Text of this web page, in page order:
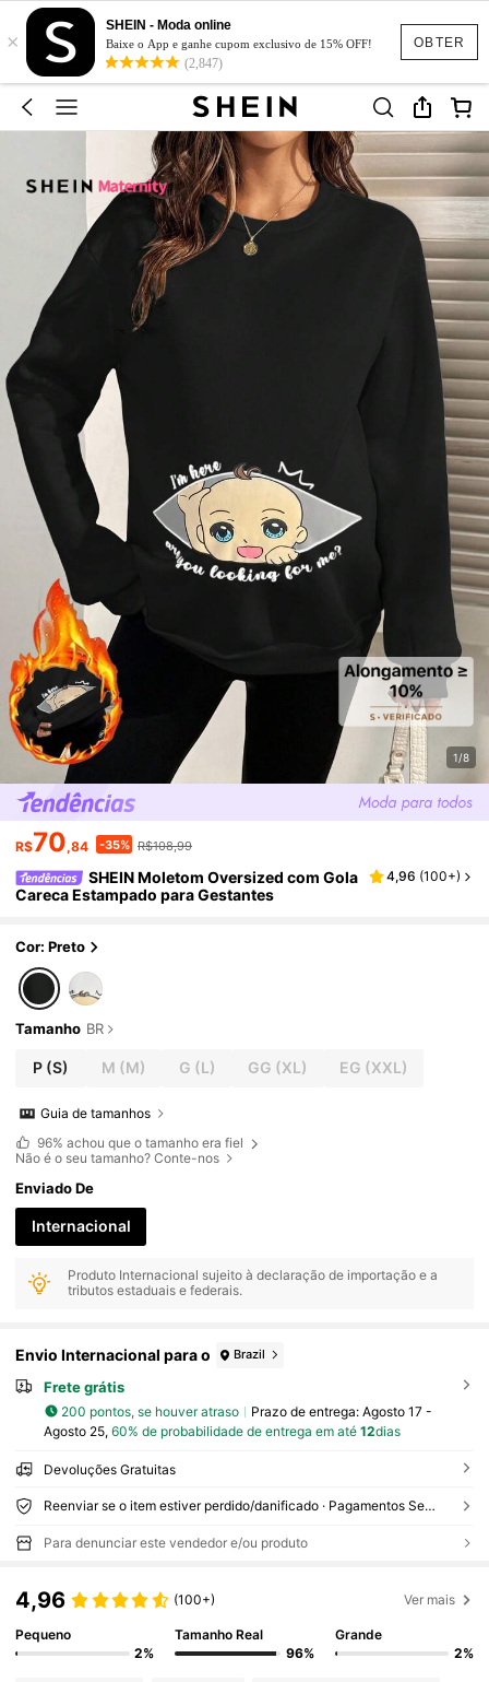
OBTER
×
SHEIN - Moda online
Baixe o App e ganhe cupom exclusivo de 15% OFF!
(2,847)
1/8
R$70,84 -35% R$108,99
SHEIN Moletom Oversized com Gola
Careca Estampado para Gestantes
4,96 (100+)
Cor: Preto
Tamanho BR
P (S) M (M) G (L) GG (XL) EG (XXL)
Guia de tamanhos
96% achou que o tamanho era fiel
Não é o seu tamanho? Conte-nos
Enviado De
Internacional
Produto Internacional sujeito à declaração de importação e a
tributos estaduais e federais.
Envio Internacional para o Brazil
Frete grátis
200 pontos, se houver atraso Prazo de entrega: Agosto 17 -
Agosto 25, 60% de probabilidade de entrega em até 12dias
Devoluções Gratuitas
Reenviar se o item estiver perdido/danificado · Pagamentos Seguros · Proteção de privacidade
Para denunciar este vendedor e/ou produto
4,96 (100+) Ver mais
Pequeno
2%
Tamanho Real
96%
Grande
2%